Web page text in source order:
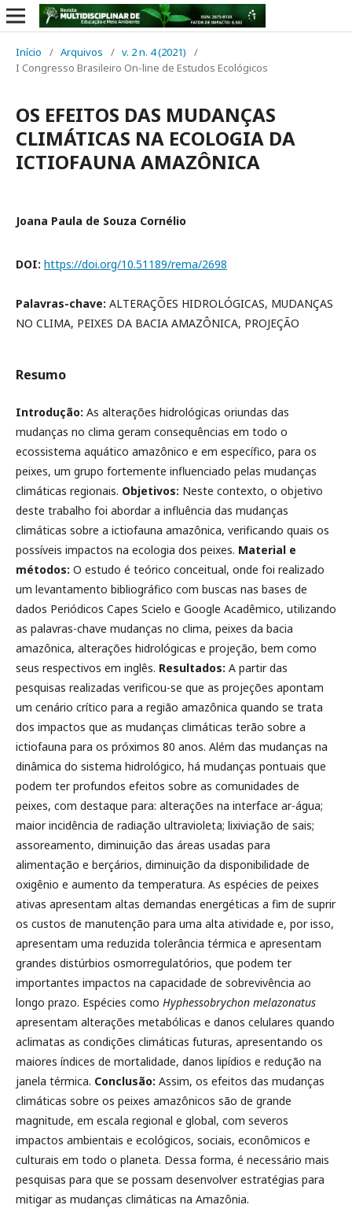
Início / Arquivos / v. 2 n. 4 (2021)
/
I Congresso Brasileiro On-line de Estudos Ecológicos
OS EFEITOS DAS MUDANÇAS
CLIMÁTICAS NA ECOLOGIA DA
ICTIOFAUNA AMAZÔNICA
Joana Paula de Souza Cornélio
DOI: https://doi.org/10.51189/rema/2698
Palavras-chave: ALTERAÇÕES HIDROLÓGICAS, MUDANÇAS
NO CLIMA, PEIXES DA BACIA AMAZÔNICA, PROJEÇÃO
Resumo
Introdução: As alterações hidrológicas oriundas das
mudanças no clima geram consequências em todo o
ecossistema aquático amazônico e em específico, para os
peixes, um grupo fortemente influenciado pelas mudanças
climáticas regionais. Objetivos: Neste contexto, o objetivo
deste trabalho foi abordar a influência das mudanças
climáticas sobre a ictiofauna amazônica, verificando quais os
possíveis impactos na ecologia dos peixes. Material e
métodos: O estudo é teórico conceitual, onde foi realizado
um levantamento bibliográfico com buscas nas bases de
dados Periódicos Capes Scielo e Google Acadêmico, utilizando
as palavras-chave mudanças no clima, peixes da bacia
amazônica, alterações hidrológicas e projeção, bem como
seus respectivos em inglês. Resultados: A partir das
pesquisas realizadas verificou-se que as projeções apontam
um cenário crítico para a região amazônica quando se trata
dos impactos que as mudanças climáticas terão sobre a
ictiofauna para os próximos 80 anos. Além das mudanças na
dinâmica do sistema hidrológico, há mudanças pontuais que
podem ter profundos efeitos sobre as comunidades de
peixes, com destaque para: alterações na interface ar-água;
maior incidência de radiação ultravioleta; lixiviação de sais;
assoreamento, diminuição das áreas usadas para
alimentação e berçários, diminuição da disponibilidade de
oxigênio e aumento da temperatura. As espécies de peixes
ativas apresentam altas demandas energéticas a fim de suprir
os custos de manutenção para uma alta atividade e, por isso,
apresentam uma reduzida tolerância térmica e apresentam
grandes distúrbios osmorregulatórios, que podem ter
importantes impactos na capacidade de sobrevivência ao
longo prazo. Espécies como Hyphessobrychon melazonatus
apresentam alterações metabólicas e danos celulares quando
aclimatas as condições climáticas futuras, apresentando os
maiores índices de mortalidade, danos lipídios e redução na
janela térmica. Conclusão: Assim, os efeitos das mudanças
climáticas sobre os peixes amazônicos são de grande
magnitude, em escala regional e global, com severos
impactos ambientais e ecológicos, sociais, econômicos e
culturais em todo o planeta. Dessa forma, é necessário mais
pesquisas para que se possam desenvolver estratégias para
mitigar as mudanças climáticas na Amazônia.